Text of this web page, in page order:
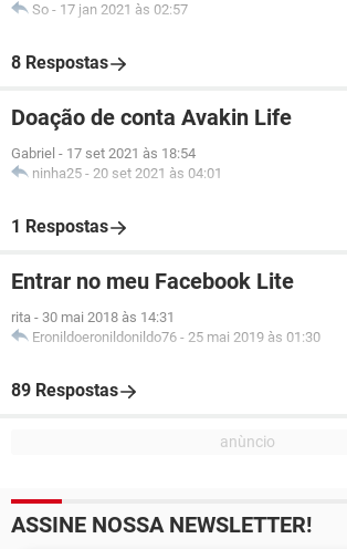
So - 17 jan 2021 às 02:57
8 Respostas
Doação de conta Avakin Life
Gabriel - 17 set 2021 às 18:54
ninha25 - 20 set 2021 às 04:01
1 Respostas
Entrar no meu Facebook Lite
rita - 30 mai 2018 às 14:31
Eronildoeronildonildo76 - 25 mai 2019 às 01:30
89 Respostas
ASSINE NOSSA NEWSLETTER!